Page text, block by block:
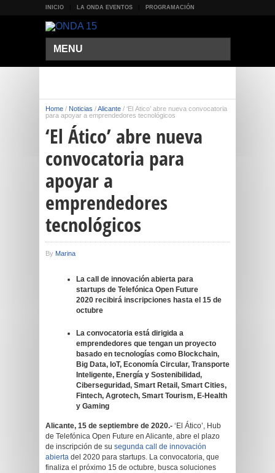
INICIO LA ONDA EVENTOS PROGRAMACIÓN
MENU
Home / Noticias /Alicante / ‘El Ático’ abre nueva convocatoria
para apoyar a emprendedores tecnológicos
‘El Ático’ abre nueva
convocatoria para
apoyar a
emprendedores
tecnológicos
By Marina
La call de innovación abierta para
startups de Telefónica Open Future
2020 recibirá inscripciones hasta el 15 de
octubre
La convocatoria está dirigida a
emprendedores que tengan un proyecto
basado en tecnologías como Blockchain,
Big Data, IoT, Economía Circular, Transporte
Inteligente, Energía y Sostenibilidad,
Ciberseguridad, Smart Retail, Smart Cities,
Fintech, Agrotech, Smart Tourism, E-Health
y Gaming
Alicante, 15 de septiembre de 2020.- ‘El Ático’, Hub
de Telefónica Open Future en Alicante, abre el plazo
de inscripción de su segunda call de innovación
abierta del 2020 para startups. La convocatoria, que
finaliza el próximo 15 de octubre, busca soluciones